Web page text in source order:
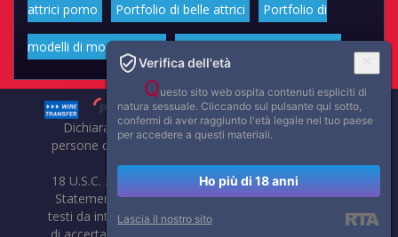
attrici porno Portfolio di belle attrici Portfolio di
modelli di moda volgari
Dichiarazione di non responsabilità: tutti i membri e le
persone che compaiono su questo sito hanno almeno 18
anni.
18 U.S.C. 2257 Record-Keeping Requirements Compliance
Statement. Affaritaliani, prima di pubblicare foto, video o
testi da internet, compie tutte le opportune verifiche al fine
Verifica dell'età
Questo sito web ospita contenuti espliciti di
natura sessuale. Cliccando sul pulsante qui sotto,
confermi di aver raggiunto l'età legale nel tuo paese
per accedere a questi materiali.
Ho più di 18 anni
Lascia il nostro sito